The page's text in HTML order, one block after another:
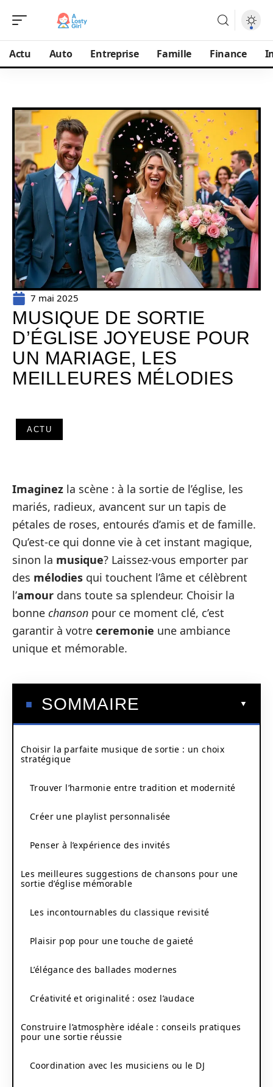
Actu Auto Entreprise Famille Finance
7 mai 2025
MUSIQUE DE SORTIE
D’ÉGLISE JOYEUSE POUR
UN MARIAGE, LES
MEILLEURES MÉLODIES
ACTU
Imaginez la scène : à la sortie de l’église, les
mariés, radieux, avancent sur un tapis de
pétales de roses, entourés d’amis et de famille.
Qu’est-ce qui donne vie à cet instant magique,
sinon la musique? Laissez-vous emporter par
des mélodies qui touchent l’âme et célèbrent
l’amour dans toute sa splendeur. Choisir la
bonne chanson pour ce moment clé, c’est
garantir à votre ceremonie une ambiance
unique et mémorable.
SOMMAIRE
Choisir la parfaite musique de sortie : un choix
stratégique
Trouver l’harmonie entre tradition et modernité
Créer une playlist personnalisée
Penser à l’expérience des invités
Les meilleures suggestions de chansons pour une
sortie d’église mémorable
Les incontournables du classique revisité
Plaisir pop pour une touche de gaieté
L’élégance des ballades modernes
Créativité et originalité : osez l’audace
Construire l’atmosphère idéale : conseils pratiques
pour une sortie réussie
Coordination avec les musiciens ou le DJ